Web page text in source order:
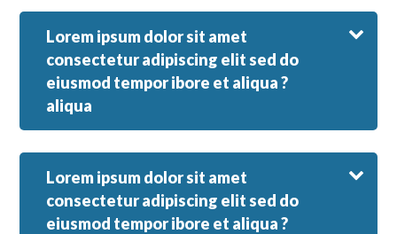
Lorem ipsum dolor sit amet
consectetur adipiscing elit sed do
eiusmod tempor ibore et aliqua ?
aliqua
Lorem ipsum dolor sit amet
consectetur adipiscing elit sed do
eiusmod tempor ibore et aliqua ?